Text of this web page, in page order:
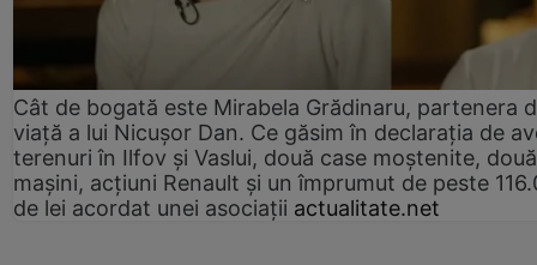
Cât de bogată este Mirabela Grădinaru, partenera
viață a lui Nicușor Dan. Ce găsim în declarația de
terenuri în Ilfov și Vaslui, două case moștenite, două
mașini, acțiuni Renault și un împrumut de peste
de lei acordat unei asociații actualitate.net